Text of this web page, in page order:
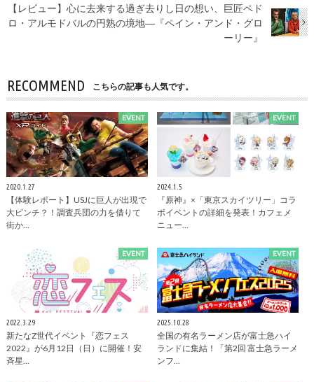
【レビュー】心に去来する過ぎ去りし日の想い、巨匠ペド
ロ・アルモドバルの円熟の境地―『ペイン・アンド・グロ
ーリー』
RECOMMEND こちらの記事も人気です。
EVENT
2020.1.27
【体験レポート】USJに巨人が出現で
大ピンチ？！調査兵団の力を借りて
街か…
EVENT
2024.1.5
『原神』×「東京スカイツリー」コラ
ボイベントの詳細を発表！カフェメ
ニュー…
EVENT
2022.3.29
新たなZ世代イベント『恋フェス
2022』が6月12日（日）に開催！安
斉星…
EVENT
2025.10.28
全国の有名ラーメン店が富士急ハイ
ランドに集結！「第2回 富士急ラーメ
ンフ…